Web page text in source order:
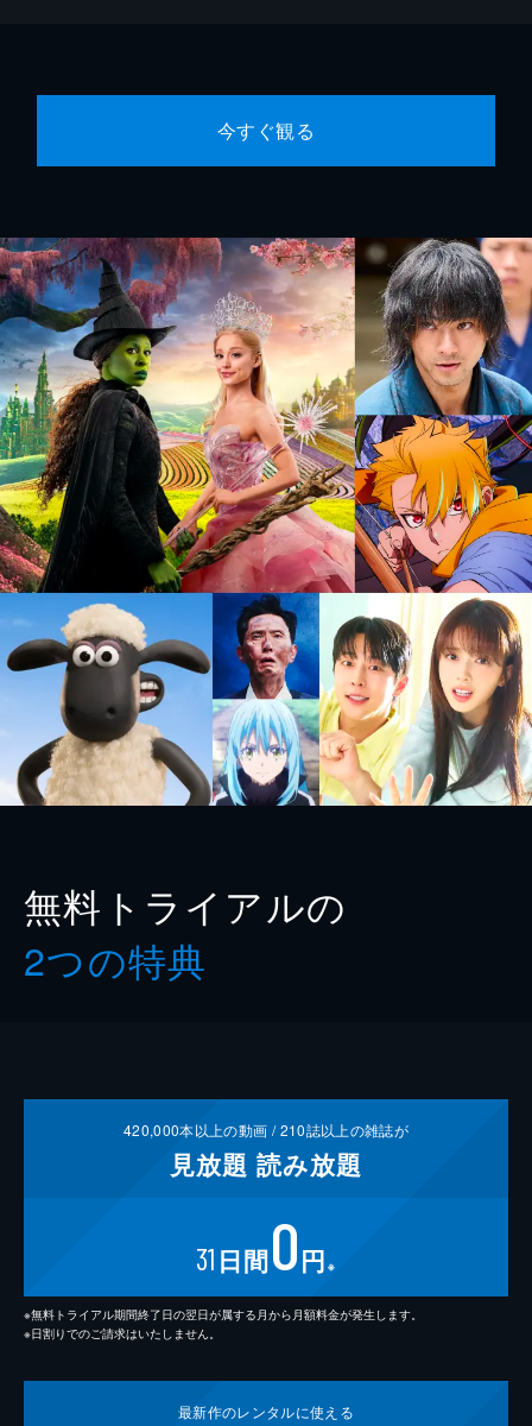
今すぐ観る
無料トライアルの
2つの特典
420,000本以上の動画 /210誌以上の雑誌が
見放題 読み放題
31 日間0円 ※
※無料トライアル期間終了日の翌日が属する月から月額料金が発生します。
※日割りでのご請求はいたしません。
最新作のレンタルに使える